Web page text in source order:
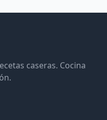
caseras. Cocina